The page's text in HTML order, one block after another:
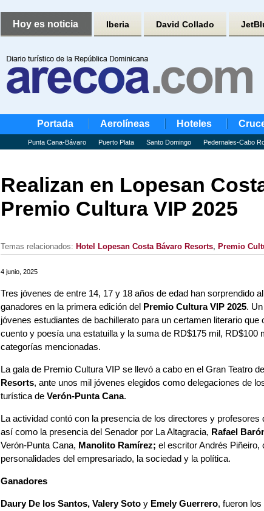
Hoy es noticia Iberia David Collado
Portada Aerolíneas Hoteles
Punta Cana-Bávaro Puerto Plata Santo Domingo Pedernales-Cabo
Realizan en Lopesan
Premio Cultura VIP 2025
Temas relacionados: Hotel Lopesan Costa Bávaro Resorts, Premio
4 junio, 2025
Tres jóvenes de entre 14, 17 y 18 años de edad han sorprendido
ganadores en la primera edición del Premio Cultura VIP 2025.
jóvenes estudiantes de bachillerato para un certamen literario que
cuento y poesía una estatuilla y la suma de RD$175 mil, RD$100
categorías mencionadas.
La gala de Premio Cultura VIP se llevó a cabo en el Gran Teatro de
Resorts, ante unos mil jóvenes elegidos como delegaciones de
turística de Verón-Punta Cana.
La actividad contó con la presencia de los directores y
así como la presencia del Senador por La Altagracia, Rafael
Verón-Punta Cana, Manolito Ramírez; el escritor Andrés
personalidades del empresariado, la sociedad y la política.
Ganadores
Daury De los Santos, Valery Sotoy Emely Guerrero, fueron los